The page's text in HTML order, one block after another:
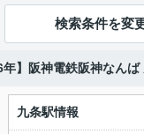
検索条件を変
】阪神電鉄阪神なん
九条駅情報